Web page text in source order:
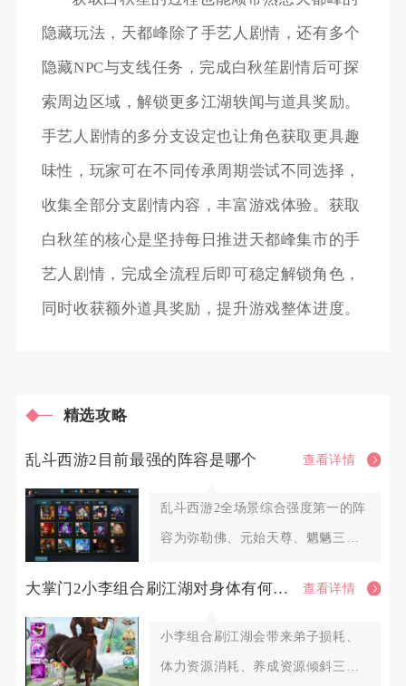
隐藏玩法，天都峰除了手艺人剧情，还有多个
隐藏NPC与支线任务，完成白秋笙剧情后可探
索周边区域，解锁更多江湖轶闻与道具奖励。
手艺人剧情的多分支设定也让角色获取更具趣
味性，玩家可在不同传承周期尝试不同选择，
收集全部分支剧情内容，丰富游戏体验。获取
白秋笙的核心是坚持每日推进天都峰集市的手
艺人剧情，完成全流程后即可稳定解锁角色，
同时收获额外道具奖励，提升游戏整体进度。
精选攻略
乱斗西游2目前最强的阵容是哪个 查看详情
乱斗西游2全场景综合强度第一的阵
容为弥勒佛、元始天尊、魍魉三英
大掌门2小李组合刷江湖对身体有何影响 查看详情
小李组合刷江湖会带来弟子损耗、
体力资源消耗、养成资源倾斜三大